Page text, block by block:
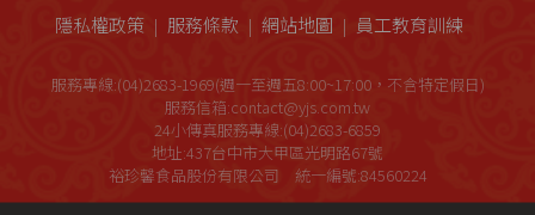
隱私權政策
服務條款 網站地圖 員工教育訓練
服務專線:(04)2683-1969(週一至週五8:00~17:00，不含特定假日)
服務信箱:contact@yjs.com.tw
24小傳真服務專線:(04)2683-6859
地址:437台中市大甲區光明路67號
裕珍馨食品股份有限公司 統一編號:84560224